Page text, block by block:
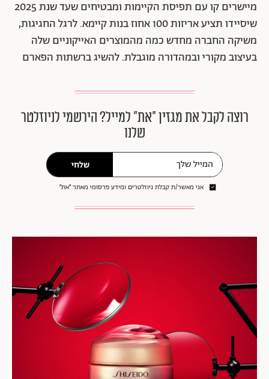
מיישרים קו עם תפיסת הקיימות ומבטיחים שעד שנת 2025
שיסיידו תציע אריזות 100 אחוז בנות קיימא. לרגל החגיגות,
משיקה החברה מחדש כמה מהמוצרים האייקוניים שלה
בעיצוב מקורי ובמהדורה מוגבלת. להשיג ברשתות הפארם
רוצה לקבל את מגזין ״את״ למייל? הירשמי לניוזלטר
שלנו
שלחי
אני מאשר/ת קבלת ניוזלטרים ומידע פרסומי מאתר ״את״